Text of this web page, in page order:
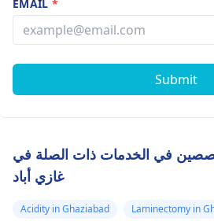
EMAIL*
Submit
في الخدمات ذات الصلة في
غازي أباد
Acidity in Ghaziabad Laminectomy in